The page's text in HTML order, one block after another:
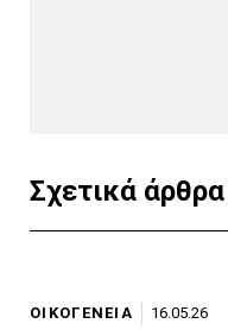
Σχετικά άρθρα
ΟΙΚΟΓΕΝΕΙΑ 16.05.26